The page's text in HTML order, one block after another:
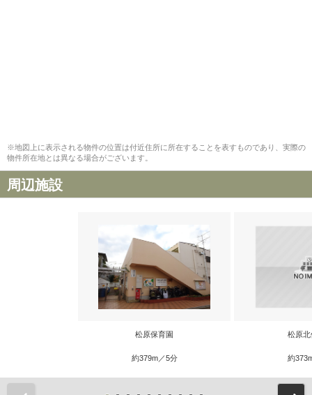
※地図上に表示される物件の位置は付近住所に所在することを表すものであり、実際の
物件所在地とは異なる場合がございます。
周辺施設
松原保育園
約379m／5分
松原北
約